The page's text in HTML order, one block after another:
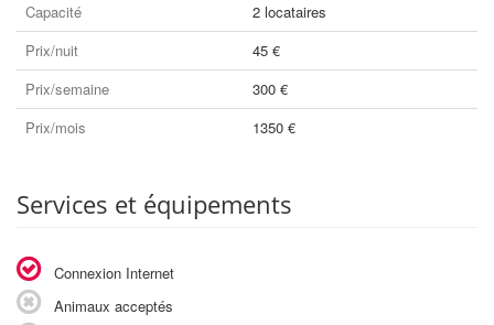
Capacité
2 locataires
Prix/nuit
45 €
Prix/semaine
300 €
Prix/mois
1350 €
Services et équipements
Connexion Internet
Animaux acceptés